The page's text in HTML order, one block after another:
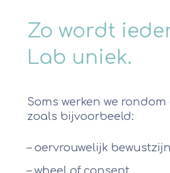
Zo wordt
Lab uniek.
Soms werken we
zoals bijvoorbeeld:
– oervrouwelijk bewustzijn